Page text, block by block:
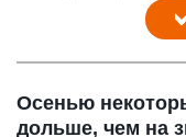
Осенью
дольше, чем на